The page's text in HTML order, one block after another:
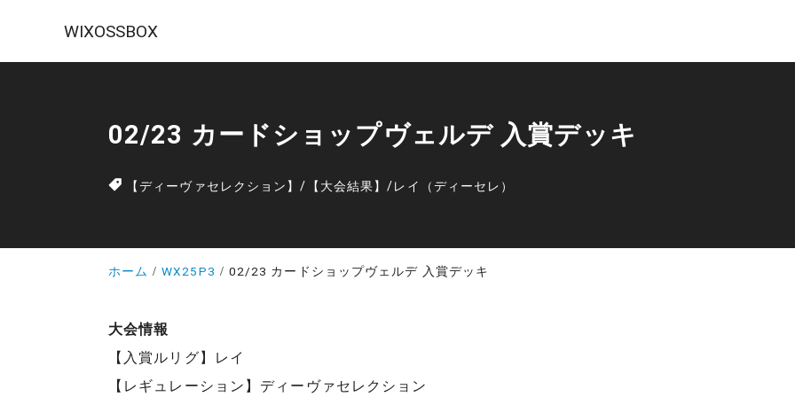
WIXOSSBOX
02/23 カードショップヴェルデ 入賞デッキ
【ディーヴァセレクション】/ 【大会結果】/レイ（ディーセレ）
ホーム WX25P3 02/23 カードショップヴェルデ 入賞デッキ
大会情報
【入賞ルリグ】レイ
【レギュレーション】ディーヴァセレクション